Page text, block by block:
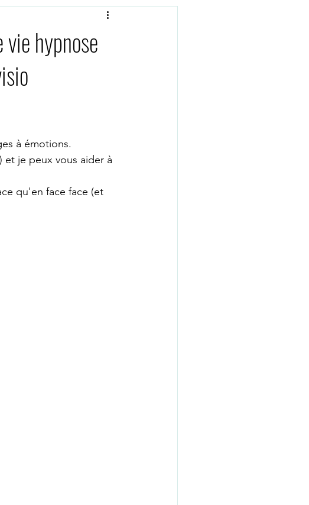
expatrié coach de vie
vie hypnose
à émotions.
je peux vous aider à
qu'en face face (et